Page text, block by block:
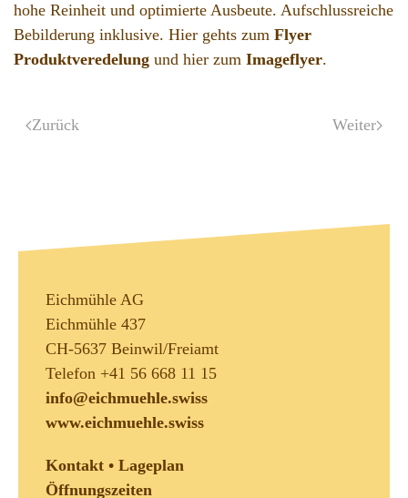
hohe Reinheit und optimierte Ausbeute. Aufschlussreiche
Bebilderung inklusive. Hier gehts zum Flyer
Produktveredelung und hier zum Imageflyer.
Zurück Weiter
Eichmühle AG
Eichmühle 437
CH-5637 Beinwil/Freiamt
Telefon +41 56 668 11 15
info@eichmuehle.swiss
www.eichmuehle.swiss
Kontakt • Lageplan
Öffnungszeiten